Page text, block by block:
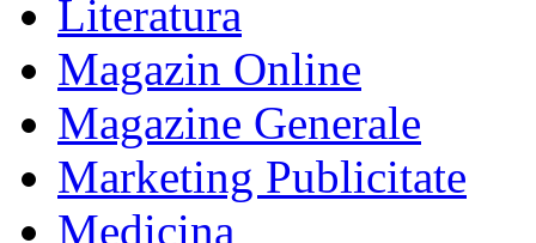
Literatura
Magazin Online
Magazine Generale
Marketing Publicitate
Medicina